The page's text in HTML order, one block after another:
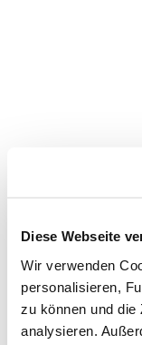
Diese Webseite
Wir verwenden
personalisieren,
zu können und die
analysieren.